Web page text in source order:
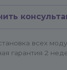
всех
гарантия 2